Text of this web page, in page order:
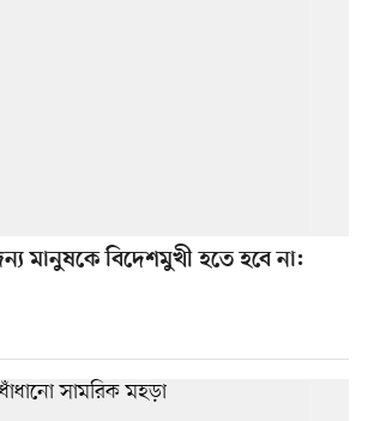
মানুষকে বিদেশমুখী হতে হবে না: